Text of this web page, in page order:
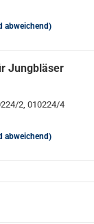
abweichend)
Jungbläser
2, 010224/4
abweichend)